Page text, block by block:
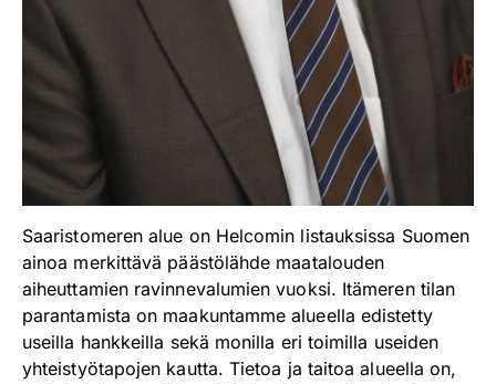
Saaristomeren alue on Helcomin listauksissa Suomen
ainoa merkittävä päästölähde maatalouden
aiheuttamien ravinnevalumien vuoksi. Itämeren tilan
parantamista on maakuntamme alueella edistetty
useilla hankkeilla sekä monilla eri toimilla useiden
yhteistyötapojen kautta. Tietoa ja taitoa alueella on,